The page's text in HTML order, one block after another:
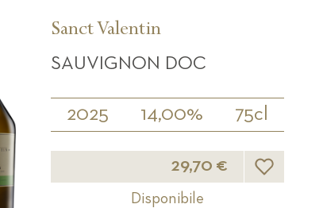
Sanct Valentin
SAUVIGNON DOC
2025 14,00% 75cl
29,70 € Lista
Disponibile